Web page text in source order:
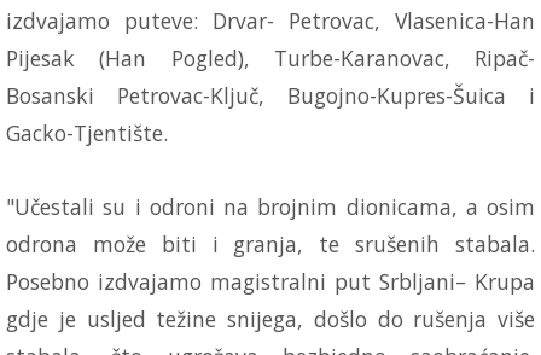
izdvajamo puteve: Drvar- Petrovac, Vlasenica-Han
Pijesak (Han Pogled), Turbe-Karanovac, Ripač-
Bosanski Petrovac-Ključ, Bugojno-Kupres-Šuica i
Gacko-Tjentište.
"Učestali su i odroni na brojnim dionicama, a osim
odrona može biti i granja, te srušenih stabala.
Posebno izdvajamo magistralni put Srbljani– Krupa
gdje je usljed težine snijega, došlo do rušenja više